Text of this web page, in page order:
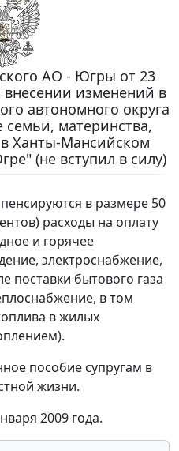
АО - Югры от 23
внесении изменений в
автономного округа
материнства,
в Ханты-Мансийском
(не вступил в силу)
в размере 50
расходы на оплату
и горячее
электроснабжение,
поставки бытового газа
в том
в жилых
пособие супругам в
жизни.
2009 года.